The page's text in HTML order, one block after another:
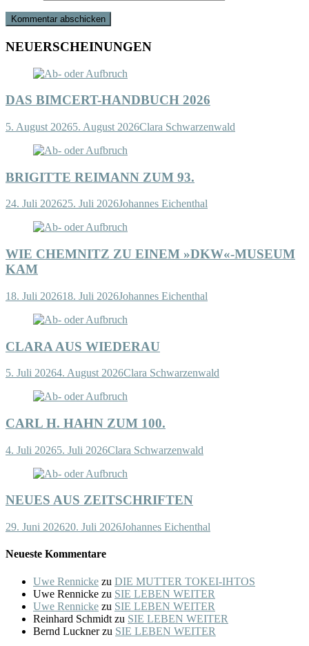
NEUERSCHEINUNGEN
DAS BIMCERT-HANDBUCH 2026
5. August 20265. August 2026Clara Schwarzenwald
BRIGITTE REIMANN ZUM 93.
24. Juli 202625. Juli 2026Johannes Eichenthal
WIE CHEMNITZ ZU EINEM »DKW«-MUSEUM
KAM
18. Juli 202618. Juli 2026Johannes Eichenthal
CLARA AUS WIEDERAU
5. Juli 20264. August 2026Clara Schwarzenwald
CARL H. HAHN ZUM 100.
4. Juli 20265. Juli 2026Clara Schwarzenwald
NEUES AUS ZEITSCHRIFTEN
29. Juni 202620. Juli 2026Johannes Eichenthal
Neueste Kommentare
Uwe Rennicke zu DIE MUTTER TOKEI-IHTOS
Uwe Rennicke zu SIE LEBEN WEITER
Uwe Rennicke zu SIE LEBEN WEITER
Reinhard Schmidt zu SIE LEBEN WEITER
Bernd Lucknerzu SIE LEBEN WEITER